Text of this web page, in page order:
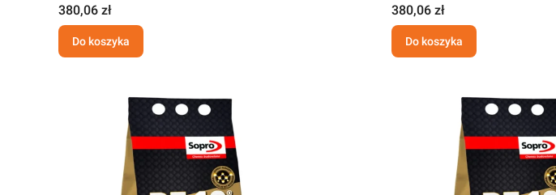
380,06 zł
Do koszyka
380,06 zł
Do koszyka